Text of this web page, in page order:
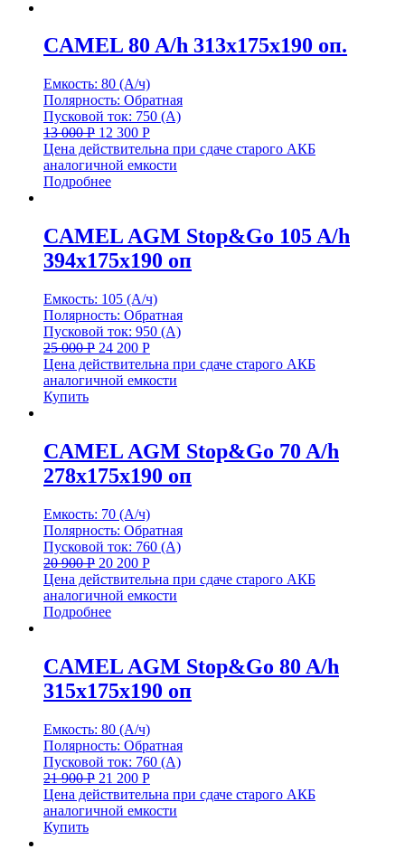
CAMEL 80 A/h 313x175x190 оп.
Емкость: 80 (А/ч)
Полярность: Обратная
Пусковой ток: 750 (А)
13 000Р 12 300 Р
Цена действительна при сдаче старого АКБ
аналогичной емкости
Подробнее
CAMEL AGM Stop&Go 105 A/h
394x175x190 оп
Емкость: 105 (А/ч)
Полярность: Обратная
Пусковой ток: 950 (А)
25 000Р 24 200 Р
Цена действительна при сдаче старого АКБ
аналогичной емкости
Купить
CAMEL AGM Stop&Go 70 A/h
278x175x190 оп
Емкость: 70 (А/ч)
Полярность: Обратная
Пусковой ток: 760 (А)
20 900Р 20 200 Р
Цена действительна при сдаче старого АКБ
аналогичной емкости
Подробнее
CAMEL AGM Stop&Go 80 A/h
315x175x190 оп
Емкость: 80 (А/ч)
Полярность: Обратная
Пусковой ток: 760 (А)
21 900Р 21 200 Р
Цена действительна при сдаче старого АКБ
аналогичной емкости
Купить